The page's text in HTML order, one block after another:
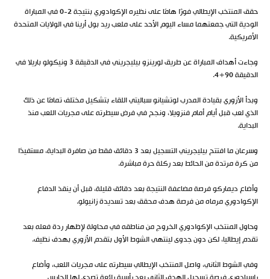
حقق المنتخب الإيطالي فوزًا هامًا على نظيره الإكوادوري بنتيجة 2-0 في المباراة
الودية التي جمعتهما مساء اليوم الأحد على ملعب ريد بول أرينا في الولايات المتحدة
الأمريكية.
وجاءت أهداف المباراة عن طريق لورينزو بيليجريني في الدقيقة 3 ونيكولو باريلا في
الدقيقة 90+4.
وبدأ الأزوري بقيادة المدرب لوتشيانو سباليتي اللقاء بتشكيل مختلف تمامًا عن ذلك
الذي لعب قبل أيام أمام فنزويلا، ونجح في فرض سيطرته على مجريات اللعب منذ
البداية.
وسرعان ما افتتح بيليجريني التسجيل بعد 3 دقائق فقط من صافرة البداية، مستفيدًا
من كرة مرتدة من الحائط بعد ركلة حرة مباشرة.
وأضاع ديماركو فرصة مضاعفة النتيجة بعد دقائق قليلة، قبل أن ينقذ الدفاع
الإكوادوري مرماه من فرصة هدف محقق بعد تسديدة زانيولو.
وحاول المنتخب الإكوادوري الخروج من مناطقه في محاولة لإظهار ردة فعله بعد
تقدم إيطاليا، لكن دون جدوى لينتهي الشوط الأول بتقدم الأزوري بهدف نظيف.
وفي الشوط الثاني، واصل المنتخب الإيطالي سيطرته على مجريات اللعب، وأضاع